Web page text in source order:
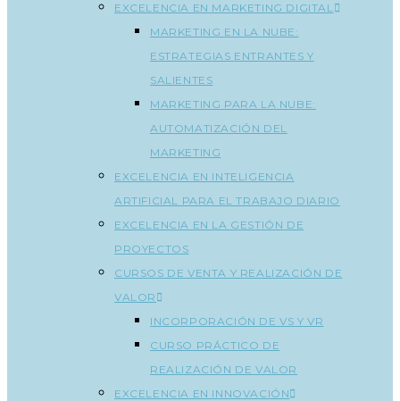
EXCELENCIA EN MARKETING DIGITAL
MARKETING EN LA NUBE:
ESTRATEGIAS ENTRANTES Y
SALIENTES
MARKETING PARA LA NUBE:
AUTOMATIZACIÓN DEL
MARKETING
EXCELENCIA EN INTELIGENCIA
ARTIFICIAL PARA EL TRABAJO DIARIO
EXCELENCIA EN LA GESTIÓN DE
PROYECTOS
CURSOS DE VENTA Y REALIZACIÓN DE
VALOR
INCORPORACIÓN DE VS Y VR
CURSO PRÁCTICO DE
REALIZACIÓN DE VALOR
EXCELENCIA EN INNOVACIÓN